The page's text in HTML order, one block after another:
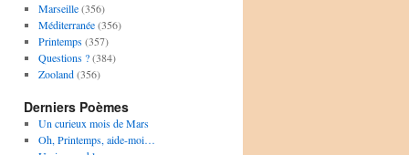
Marseille(356)
Méditerranée(356)
Printemps(357)
Questions ?(384)
Zooland(356)
Derniers Poèmes
Un curieux mois de Mars
Oh, Printemps, aide-moi…